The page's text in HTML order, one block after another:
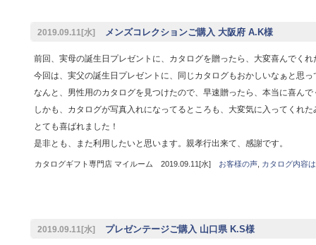
2019.09.11[水] メンズコレクションご購入 大阪府 A.K様
前回、実母の誕生日プレゼントに、カタログを贈ったら、大変喜んでくれ
今回は、実父の誕生日プレゼントに、同じカタログもおかしいなぁと思っ
なんと、男性用のカタログを見つけたので、早速贈ったら、本当に喜んで
しかも、カタログが写真入れになってるところも、大変気に入ってくれた
とても喜ばれました！
是非とも、また利用したいと思います。親孝行出来て、感謝です。
カタログギフト専門店 マイルーム 2019.09.11[水] お客様の声, カタログ内容
2019.09.11[水] プレゼンテージご購入 山口県 K.S様